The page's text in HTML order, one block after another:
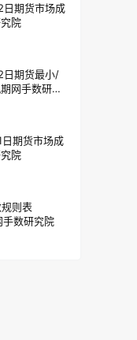
日期货市场成
院
日期货最小/
网手数研究
日期货市场成
院
规则表
手数研究院